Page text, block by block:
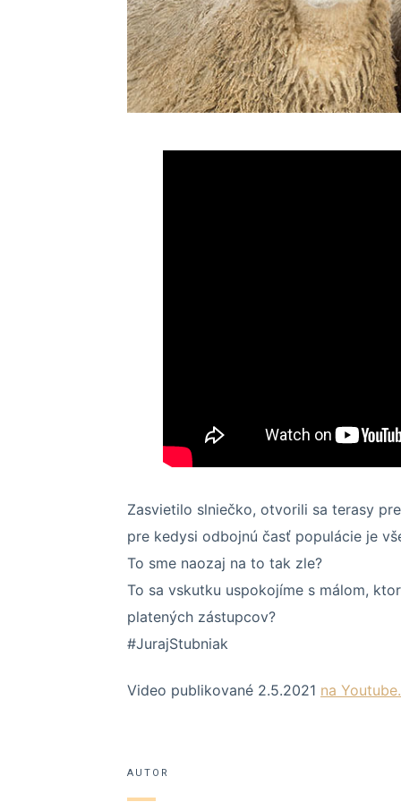
Zasvietilo slniečko, otvorili sa terasy
pre kedysi odbojnú časť populácie je
To sme naozaj na to tak zle?
To sa vskutku uspokojíme s málom,
platených zástupcov?
#JurajStubniak
Video publikované 2.5.2021 na Youtube.
AUTOR